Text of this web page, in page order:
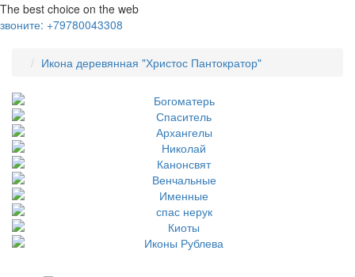
The best choice on the web
звоните: +79780043308
Икона деревянная "Христос Пантократор"